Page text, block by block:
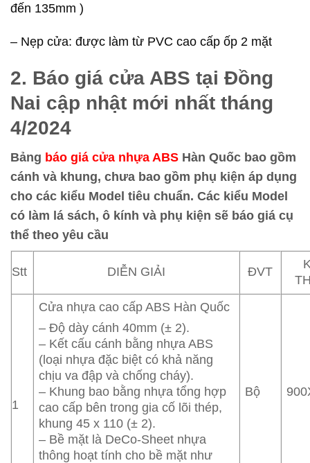
đến 135mm )
– Nẹp cửa: được làm từ PVC cao cấp ốp 2 mặt
2. Báo giá cửa ABS tại Đồng
Nai cập nhật mới nhất tháng
4/2024
Bảng báo giá cửa nhựa ABS Hàn Quốc bao gồm
cánh và khung, chưa bao gồm phụ kiện áp dụng
cho các kiểu Model tiêu chuẩn. Các kiểu Model
có làm lá sách, ô kính và phụ kiện sẽ báo giá cụ
thể theo yêu cầu
Stt DIỄN GIẢI ĐVT
1
Cửa nhựa cao cấp ABS Hàn Quốc
– Độ dày cánh 40mm (± 2).
– Kết cấu cánh bằng nhựa ABS
(loại nhựa đặc biệt có khả năng
chịu va đập và chống cháy).
– Khung bao bằng nhựa tổng hợp
cao cấp bên trong gia cố lõi thép,
khung 45 x 110 (± 2).
– Bề mặt là DeCo-Sheet nhựa
thông hoạt tính cho bề mặt như
Bộ